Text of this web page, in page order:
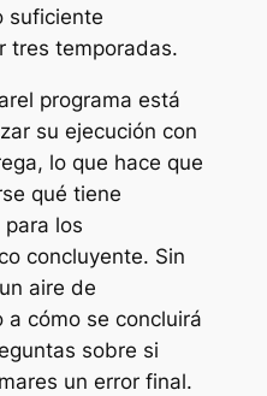
suficiente
tres temporadas.
el programa está
su ejecución con
lo que hace que
qué tiene
los
concluyente. Sin
aire de
cómo se concluirá
sobre si
es un error final.